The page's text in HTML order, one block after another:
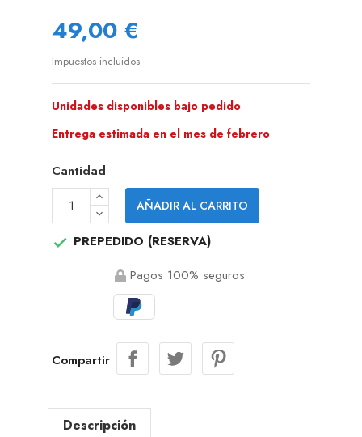
49,00 €
Impuestos incluidos
Unidades disponibles bajo pedido
Entrega estimada en el mes de febrero
Cantidad
AÑADIR AL CARRITO
 PREPEDIDO (RESERVA)
Pagos 100% seguros
Compartir
Descripción